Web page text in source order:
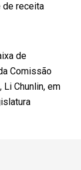
de receita
de
Comissão
Chunlin, em